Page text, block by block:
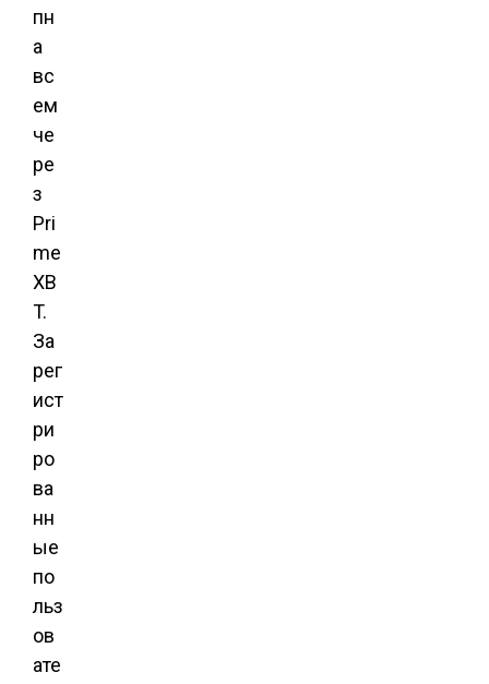
пн
а
вс
ем
че
ре
з
Pri
me
XB
T.
За
рег
ист
ри
ро
ва
нн
ые
по
льз
ов
ате